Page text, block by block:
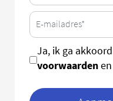
Ja, ik ga
voorwaarden